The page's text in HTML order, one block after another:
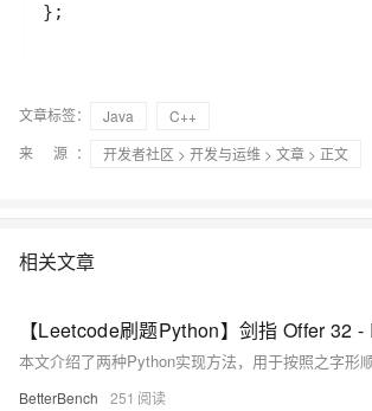
};
文章标签： Java
C++
来 源：
开发者社区 > 开发与运维 > 文章 > 正文
相关文章
BetterBench 251